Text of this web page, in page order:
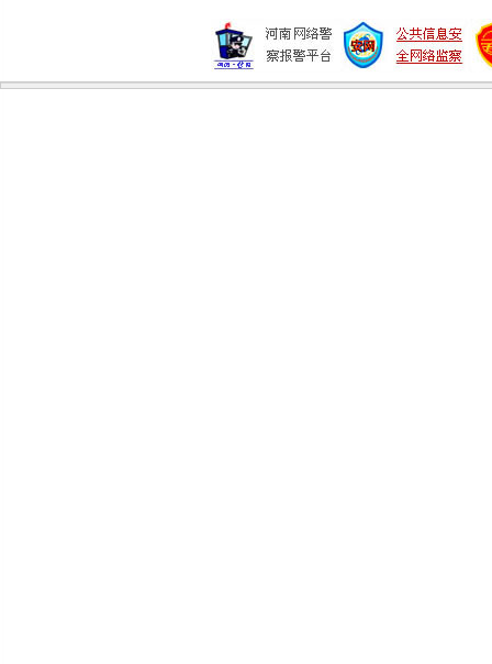
豪门婚姻只能靠生儿子保住！
冒充香港富二代 老套招诈骗女白领钱财